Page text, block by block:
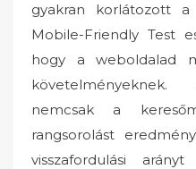
gyakran korlátozott a
Mobile-Friendly Test
hogy a weboldalad
nemcsak a
rangsorolást
visszafordulási